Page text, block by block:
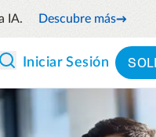
IA. Descubre más
Y ANÁLISISPartners
Iniciar Sesión